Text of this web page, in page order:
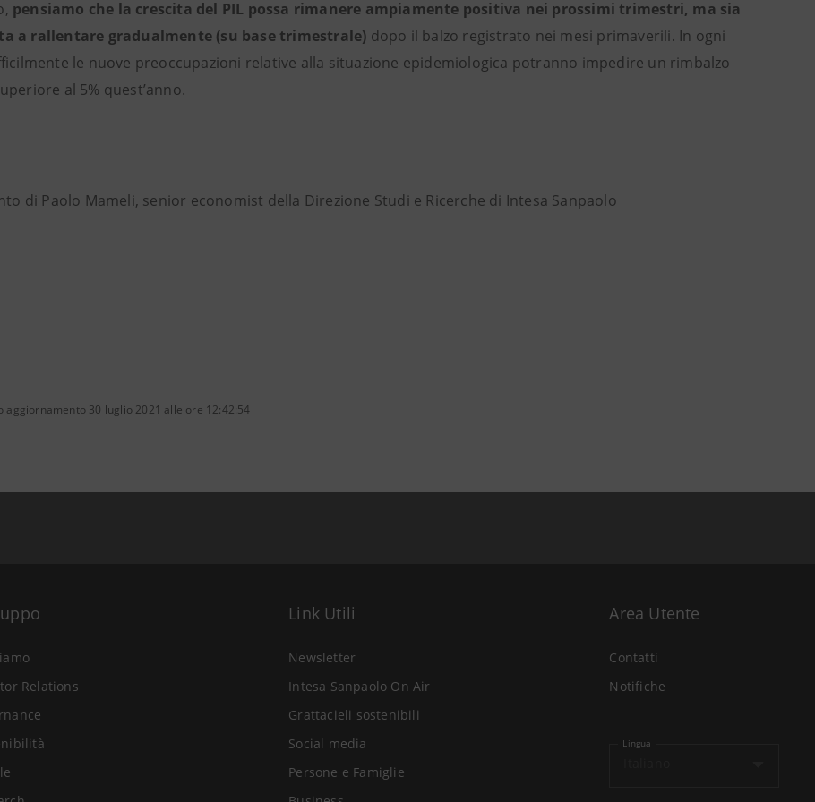
pensiamo che la crescita del PIL possa rimanere ampiamente positiva nei prossimi trimestri, ma sia
a rallentare gradualmente (su base trimestrale) dopo il balzo registrato nei mesi primaverili. In ogni
le nuove preoccupazioni relative alla situazione epidemiologica potranno impedire un rimbalzo
al 5% quest’anno.
di Paolo Mameli, senior economist della Direzione Studi e Ricerche di Intesa Sanpaolo
aggiornamento 30 luglio 2021 alle ore 12:42:54
Relations
Link Utili
Newsletter
Intesa Sanpaolo On Air
Grattacieli sostenibili
Social media
Persone e Famiglie
Area Utente
Contatti
Notifiche
Lingua